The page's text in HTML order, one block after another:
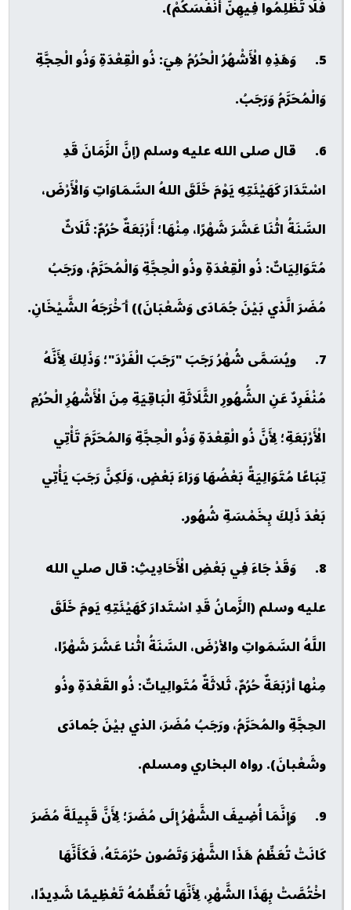
فَلَا تَظْلِمُوا فِيهِنَّ أَنْفُسَكُمْ).
5. وَهَذِهِ الْأَشْهُرُ الْحُرُمُ هِيَ: ذُو الْقِعْدَةِ وَذُو الْحِجَّةِ
وَالْمُحَرَّمُ وَرَجَبُ.
6. قال صلى الله عليه وسلم (إنَّ الزَّمَانَ قَدِ
اسْتَدَارَ كَهَيْئَتِهِ يَوْمَ خَلَقَ اللهُ السَّمَاوَاتِ وَالْأَرْضَ،
السَّنَةُ اثْنَا عَشَرَ شَهْرًا، مِنْهَا؛ أَرْبَعَةٌ حُرُمٌ: ثَلَاثٌ
مُتَوَالِيَاتٌ: ذُو الْقِعْدَةِ وذُو الْحِجَّةِ وَالْمُحَرَّمُ، ورَجَبُ
مُضَرَ الَّذي بَيْنَ جُمَادَى وَشَعْبَانَ)) أ َخْرَجَهُ الشَّيْخَانِ.
7. ويُسَمَّى شُهْرُ رَجَبَ "رَجَبَ الْفَرْدَ"؛ وَذَلِكَ لِأَنَّهُ
مُنْفَرِدٌ عَنِ الشُّهُورِ الثَّلَاثَةِ الْبَاقِيَةِ مِنَ الْأَشْهُرِ الْحُرُمِ
الْأَرْبَعَةِ؛ لِأَنَّ ذُو الْقِعْدَةِ وَذُو الْحِجَّةِ وَالمُحَرَّمَ تَأْتِي
تِبَاعًا مُتَوَالِيَةً بَعْضُهَا وَرَاءَ بَعْضٍ، وَلَكِنَّ رَجَبَ يَأْتِي
بَعْدَ ذَلِكَ بِخَمْسَةِ شُهُور.
8. وَقَدْ جَاءَ فِي بَعْضِ الْأَحَادِيثِ: قال صلي الله
عليه وسلم (الزَّمانُ قَدِ اسْتَدارَ كَهَيْئَتِهِ يَومَ خَلَقَ
اللَّهُ السَّمَواتِ والأرْضَ، السَّنَةُ اثْنا عَشَرَ شَهْرًا،
مِنْها أرْبَعَةٌ حُرُمٌ، ثَلاثَةٌ مُتَوالِياتٌ: ذُو القَعْدَةِ وذُو
الحِجَّةِ والمُحَرَّمُ، ورَجَبُ مُضَرَ، الذي بيْنَ جُمادَى
وشَعْبانَ). رواه البخاري ومسلم.
9. وَإِنَّمَا أُضِيفَ الشَّهْرُ إِلَى مُضَرَ؛ لِأَنَّ قَبِيلَةَ مُضَرَ
كَانَتْ تُعَظِّمُ هَذَا الشَّهْرَ وَتَصُون حُرْمَتَهُ، فَكَأَنَّهَا
اخْتُصَّتْ بِهَذَا الشَّهْرِ، لِأَنَّهَا تُعَظِّمُهُ تَعْظِيمًا شَدِيدًا،